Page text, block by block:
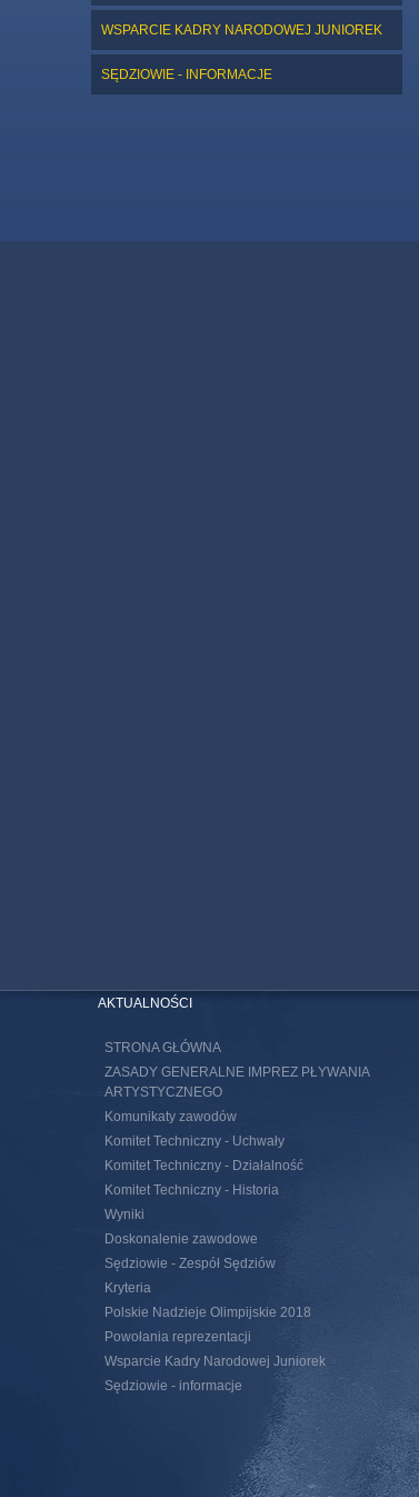
WSPARCIE KADRY NARODOWEJ JUNIOREK
SĘDZIOWIE - INFORMACJE
AKTUALNOŚCI
STRONA GŁÓWNA
ZASADY GENERALNE IMPREZ PŁYWANIA
ARTYSTYCZNEGO
Komunikaty zawodów
Komitet Techniczny - Uchwały
Komitet Techniczny - Działalność
Komitet Techniczny - Historia
Wyniki
Doskonalenie zawodowe
Sędziowie - Zespół Sędziów
Kryteria
Polskie Nadzieje Olimpijskie 2018
Powołania reprezentacji
Wsparcie Kadry Narodowej Juniorek
Sędziowie - informacje